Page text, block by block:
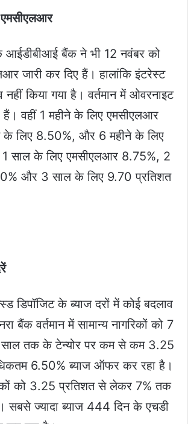
आईडीबीआई बैंक ने भी 12 नवंबर को
जारी कर दिए हैं। हालांकि इंटरेस्ट
किया गया है। वर्तमान में ओवरनाइट
वहीं 1 महीने के लिए एमसीएलआर
के लिए 8.50%, और 6 महीने के लिए
साल के लिए एमसीएलआर 8.75%, 2
और 3 साल के लिए 9.70 प्रतिशत
डिपॉजिट के ब्याज दरों में कोई बदलाव
बैंक वर्तमान में सामान्य नागरिकों को 7
तक के टेन्योर पर कम से कम 3.25
6.50% ब्याज ऑफर कर रहा है।
को 3.25 प्रतिशत से लेकर 7% तक
सबसे ज्यादा ब्याज 444 दिन के एचडी